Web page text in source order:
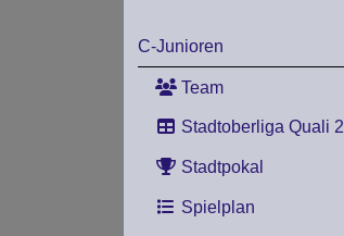
C-Junioren
Team
Stadtoberliga Quali 2
Stadtpokal
Spielplan